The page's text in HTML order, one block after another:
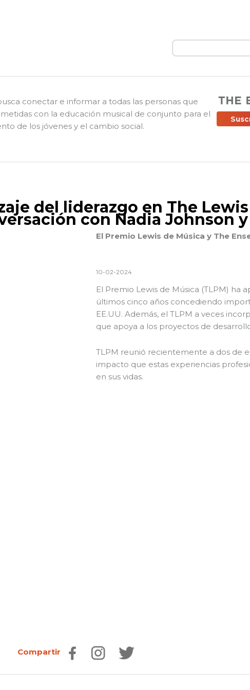
Buscar
conectar e informar a todas las personas que
con la educación musical de conjunto para el
de los jóvenes y el cambio social.
del liderazgo en The
con Nadia Johnson y
El Premio Lewis de Música y The
10-02-2024
El Premio Lewis de Música (TLPM) ha
últimos cinco años concediendo
EE.UU. Además, el TLPM a veces
que apoya a los proyectos de
TLPM reunió recientemente a dos de
impacto que estas experiencias
en sus vidas.
Compartir